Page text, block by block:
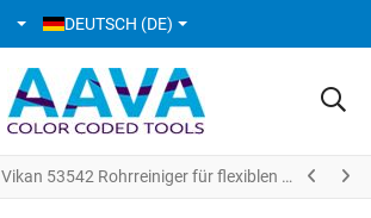
SPRACHE AUSWÄHLEN
DEUTSCH (DE)
Vikan 53542 Rohrreiniger für flexiblen Stiel Ø12 mm 200 mm medium grün